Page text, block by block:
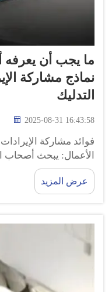
ما يجب أن
نماذج مشاركة
التدليك
2025-08-31 16:43:58
فوائد مشاركة
الأعمال: يبحث أصحاب
الصحية أو صالونات
لتحسين خدماتهم وجذب
الطرق الجديدة هي من
عرض المزيد